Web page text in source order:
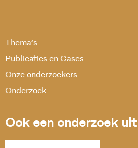
Thema’s
Publicaties en Cases
Onze onderzoekers
Onderzoek
Ook een onderzoek